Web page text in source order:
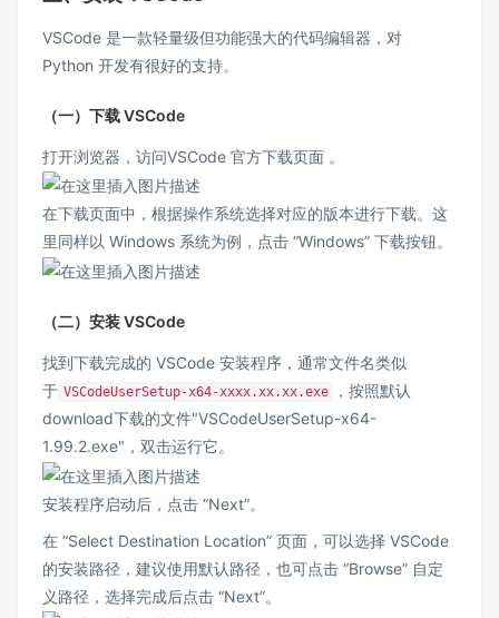
VSCode 是一款轻量级但功能强大的代码编辑器，对
Python 开发有很好的支持。
（一）下载 VSCode
打开浏览器，访问VSCode 官方下载页面 。
在下载页面中，根据操作系统选择对应的版本进行下载。这
里同样以 Windows 系统为例，点击 “Windows” 下载按钮。
（二）安装 VSCode
找到下载完成的 VSCode 安装程序，通常文件名类似
于 VSCodeUserSetup-x64-xxxx.xx.xx.exe
，按照默认
download下载的文件"VSCodeUserSetup-x64-
1.99.2.exe"，双击运行它。
安装程序启动后，点击 “Next”。
在 “Select Destination Location” 页面，可以选择 VSCode
的安装路径，建议使用默认路径，也可点击 “Browse” 自定
义路径，选择完成后点击 “Next”。